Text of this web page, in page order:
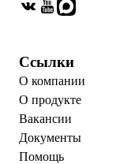
Ссылки
О компании
О продукте
Вакансии
Документы
Помощь